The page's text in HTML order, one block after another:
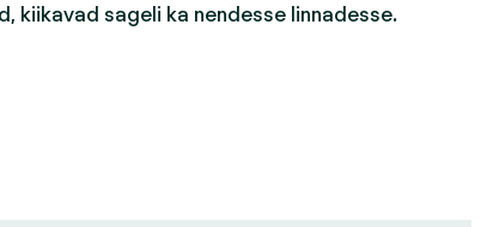
kiikavad sageli ka nendesse linnadesse.